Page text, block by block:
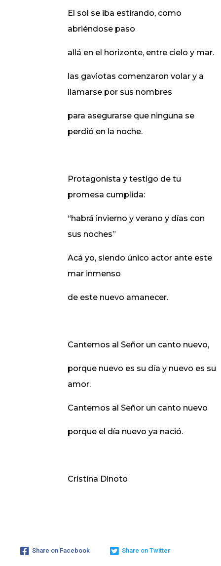
El sol se iba estirando, como
abriéndose paso
allá en el horizonte, entre cielo y mar.
las gaviotas comenzaron volar y a
llamarse por sus nombres
para asegurarse que ninguna se
perdió en la noche.
Protagonista y testigo de tu
promesa cumplida:
“habrá invierno y verano y días con
sus noches”
Acá yo, siendo único actor ante este
mar inmenso
de este nuevo amanecer.
Cantemos al Señor un canto nuevo,
porque nuevo es su día y nuevo es su
amor.
Cantemos al Señor un canto nuevo
porque el día nuevo ya nació.
Cristina Dinoto
Share on Facebook Share on Twitter